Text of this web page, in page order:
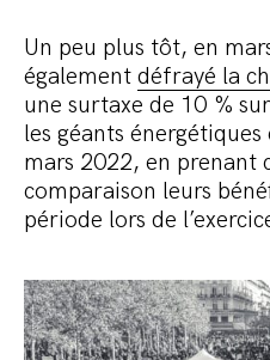
Un peu plus tôt, en
également défrayé la
une surtaxe de 10 %
les géants
mars 2022, en prenant
comparaison leurs
période lors de